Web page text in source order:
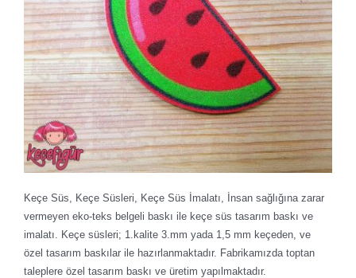
Keçe Süs, Keçe Süsleri, Keçe Süs İmalatı, İnsan sağlığına zarar
vermeyen eko-teks belgeli baskı ile keçe süs tasarım baskı ve
imalatı. Keçe süsleri; 1.kalite 3.mm yada 1,5 mm keçeden, ve
özel tasarım baskılar ile hazırlanmaktadır. Fabrikamızda toptan
taleplere özel tasarım baskı ve üretim yapılmaktadır.